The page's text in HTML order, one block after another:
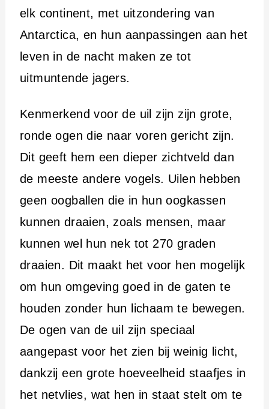
elk continent, met uitzondering van
Antarctica, en hun aanpassingen aan het
leven in de nacht maken ze tot
uitmuntende jagers.
Kenmerkend voor de uil zijn zijn grote,
ronde ogen die naar voren gericht zijn.
Dit geeft hem een dieper zichtveld dan
de meeste andere vogels. Uilen hebben
geen oogballen die in hun oogkassen
kunnen draaien, zoals mensen, maar
kunnen wel hun nek tot 270 graden
draaien. Dit maakt het voor hen mogelijk
om hun omgeving goed in de gaten te
houden zonder hun lichaam te bewegen.
De ogen van de uil zijn speciaal
aangepast voor het zien bij weinig licht,
dankzij een grote hoeveelheid staafjes in
het netvlies, wat hen in staat stelt om te